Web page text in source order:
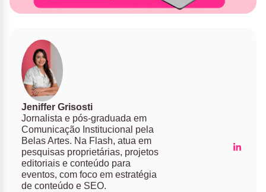
Jeniffer Grisosti
Jornalista e pós-graduada em
Comunicação Institucional pela
Belas Artes. Na Flash, atua em
pesquisas proprietárias, projetos
editoriais e conteúdo para
eventos, com foco em estratégia
de conteúdo e SEO.